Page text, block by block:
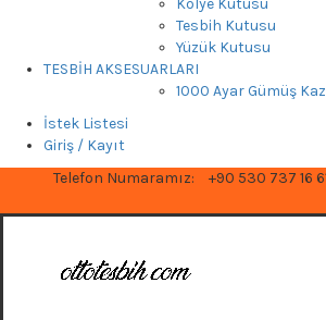
Kolye Kutusu
Tesbih Kutusu
Yüzük Kutusu
TESBİH AKSESUARLARI
1000 Ayar Gümüş
İstek Listesi
Giriş / Kayıt
Telefon Numaramız:
+90 530 737 16